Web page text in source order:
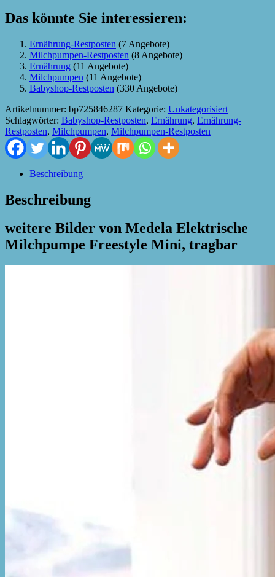
Das könnte Sie interessieren:
Ernährung-Restposten (7 Angebote)
Milchpumpen-Restposten (8 Angebote)
Ernährung (11 Angebote)
Milchpumpen (11 Angebote)
Babyshop-Restposten (330 Angebote)
Artikelnummer: bp725846287 Kategorie: Unkategorisiert
Schlagwörter: Babyshop-Restposten, Ernährung, Ernährung-
Restposten, Milchpumpen, Milchpumpen-Restposten
Beschreibung
Beschreibung
weitere Bilder von Medela Elektrische
Milchpumpe Freestyle Mini, tragbar